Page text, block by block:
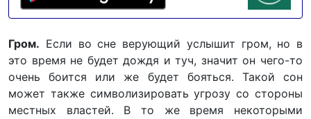
Гром. Если во сне верующий услышит гром, но в
это время не будет дождя и туч, значит он чего-то
очень боится или же будет бояться. Такой сон
может также символизировать угрозу со стороны
местных властей. В то же время некоторыми